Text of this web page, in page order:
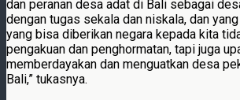
dan peranan desa adat di Bali sebagai
dengan tugas sekala dan niskala, dan
yang bisa diberikan negara kepada kita
pengakuan dan penghormatan, tapi juga
memberdayakan dan menguatkan desa
Bali,” tukasnya.